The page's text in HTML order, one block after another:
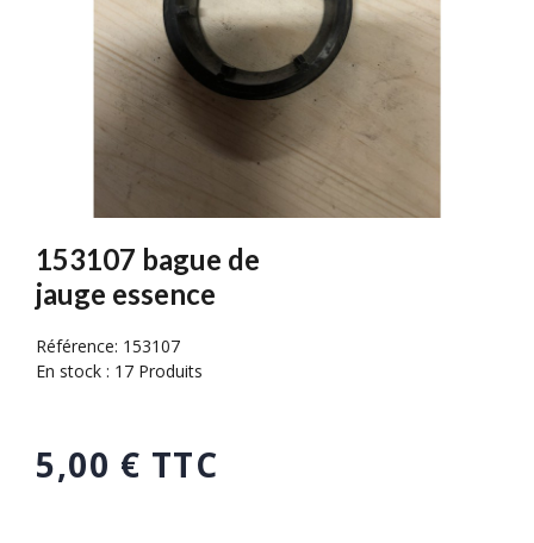
153107 bague de
jauge essence
Référence: 153107
En stock : 17 Produits
5,00 € TTC